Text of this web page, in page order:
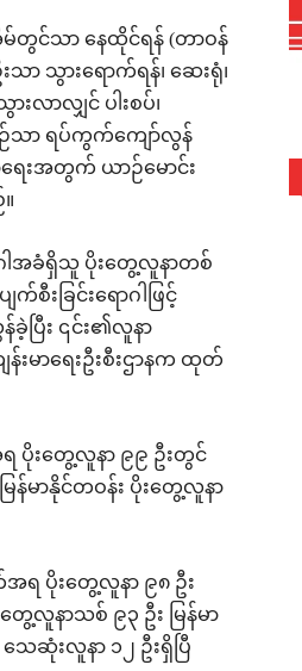
မ်တွင်သာ နေထိုင်ရန် (တာဝန်
ာ သွားရောက်ရန်၊ ဆေးရုံ၊
လာလျှင် ပါးစပ်၊
ဉ်သာ ရပ်ကွက်ကျော်လွန်
ရေးအတွက် ယာဉ်မောင်း
ါအခံရှိသူ ပိုးတွေ့လူနာတစ်
းခြင်းရောဂါဖြင့်
ြီး ၎င်း၏လူနာ
းမာရေးဦးစီးဌာနက ထုတ်
ပိုးတွေ့လူနာ ၉၉ ဦးတွင်
မြန်မာနိုင်တဝန်း ပိုးတွေ့လူနာ
ရ ပိုးတွေ့လူနာ ၉၈ ဦး
လူနာသစ် ၉၃ ဦး မြန်မာ
ေဆုံးလူနာ ၁၂ ဦးရှိပြီ